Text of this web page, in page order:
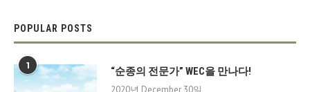
POPULAR POSTS
1 “순종의 전문가” WEC을 만나다!